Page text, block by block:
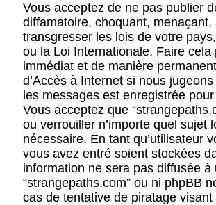
Vous acceptez de ne pas publier
diffamatoire, choquant,
transgresser les lois de votre
ou la Loi Internationale. Faire
immédiat et de manière
d’Accès à Internet si nous
les messages est enregistrée
Vous acceptez que
ou verrouiller n’importe quel sujet
nécessaire. En tant qu’utilisateur
vous avez entré soient stockées
information ne sera pas diffusée
“strangepaths.com” ou ni phpBB
cas de tentative de piratage